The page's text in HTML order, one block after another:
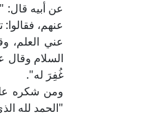
عن أبيه قال:
عنهم،
عني العلم،
السلام وقال
غُفِرَ له".
ومن شكره
"الحمد لله